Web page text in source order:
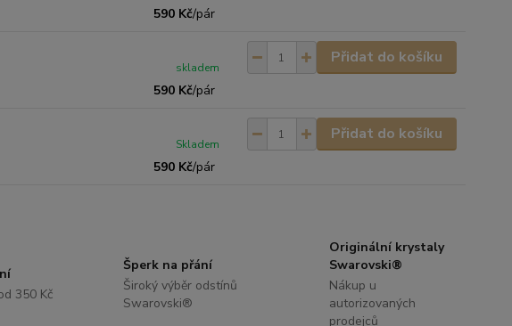
590 Kč/pár
590 Kč/pár
skladem
Přidat do košíku
590 Kč/pár
Skladem
Přidat do košíku
350 Kč
Šperk na přání
Široký výběr odstínů
Swarovski®
Originální krystaly
Swarovski®
Nákup u
autorizovaných
prodejců